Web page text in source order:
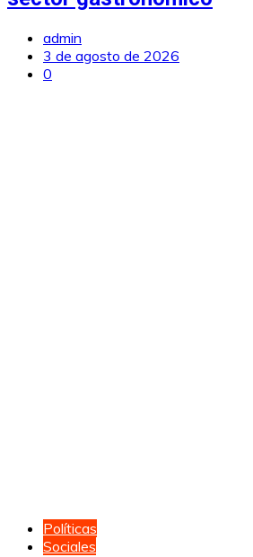
admin
3 de agosto de 2026
0
Políticas
Sociales